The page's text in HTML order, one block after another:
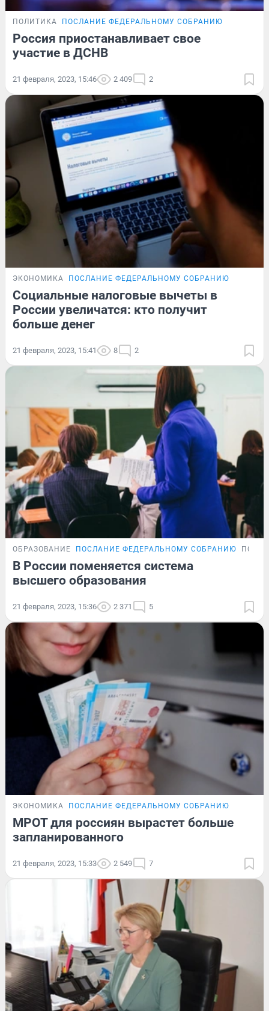
ПОЛИТИКА ПОСЛАНИЕ ФЕДЕРАЛЬНОМУ СОБРАНИЮ
Россия приостанавливает свое
участие в ДСНВ
21 февраля, 2023, 15:46 2 409 2
ЭКОНОМИКА ПОСЛАНИЕ ФЕДЕРАЛЬНОМУ СОБРАНИЮ
Социальные налоговые вычеты в
России увеличатся: кто получит
больше денег
21 февраля, 2023, 15:41 8 2
ОБРАЗОВАНИЕ ПОСЛАНИЕ ФЕДЕРАЛЬНОМУ СОБРАНИЮ
В России поменяется система
высшего образования
21 февраля, 2023, 15:36 2 371 5
ЭКОНОМИКА ПОСЛАНИЕ ФЕДЕРАЛЬНОМУ СОБРАНИЮ
МРОТ для россиян вырастет больше
запланированного
21 февраля, 2023, 15:33 2 549 7